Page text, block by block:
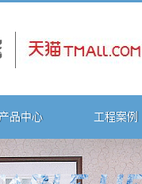
产品中心 工程案例